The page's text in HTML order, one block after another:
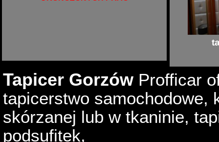
Tapicer Gorzów Profficar
tapicerstwo samochodowe,
skórzanej lub w tkaninie,
podsufitek,